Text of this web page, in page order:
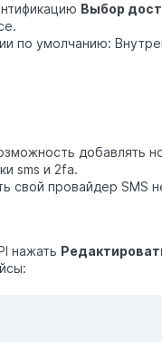
Выбор
по умолчанию:
добавлять
sms и 2fa.
свой провайдер SMS
нажать